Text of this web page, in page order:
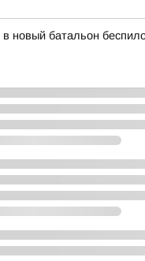
новый батальон